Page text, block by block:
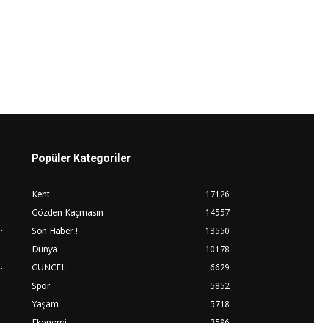
Popüler Kategoriler
Kent
17126
Gözden Kaçmasın
14557
Son Haber !
13550
Dünya
10178
GÜNCEL
6629
Spor
5852
Yaşam
5718